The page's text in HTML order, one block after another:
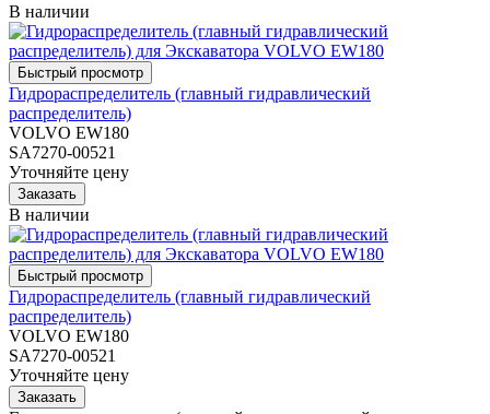
В наличии
Гидрораспределитель (главный гидравлический
распределитель)
VOLVO EW180
SA7270-00521
Уточняйте цену
В наличии
Гидрораспределитель (главный гидравлический
распределитель)
VOLVO EW180
SA7270-00521
Уточняйте цену